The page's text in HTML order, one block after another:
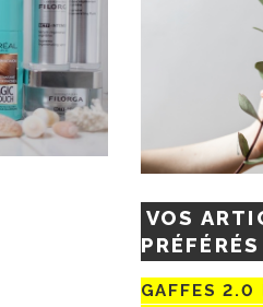
VOS
PRÉFÉRÉS
GAFFES 2.0